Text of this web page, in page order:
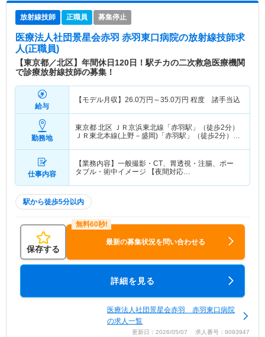
放射線技師 正職員 募集停止
医療法人社団景星会赤羽 赤羽東口病院の放射線技師求
人(正職員)
【東京都／北区】年間休日120日！駅チカの二次救急医療機関
で診療放射線技師の募集！
給与
【モデル月収】 26.0万円～35.0万円 程度 諸手当込
勤務地
東京都 北区 ＪＲ京浜東北線「赤羽駅」（徒歩2分）
ＪＲ東北本線(上野－盛岡)「赤羽駅」（徒歩2分）
仕事内容
【業務内容】一般撮影・CT、胃透視・注腸、ポー
タブル・術中イメージ 【夜間対応…
駅から徒歩5分以内
保存する
最新の募集状況を問い合わせる
詳細を見る
医療法人社団景星会赤羽 赤羽東口病院
の求人一覧
更新日：2026/05/07 求人番号：9093947